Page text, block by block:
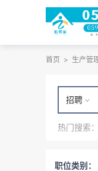
首页 > 生产管
招聘
热门搜索：
职位类别：